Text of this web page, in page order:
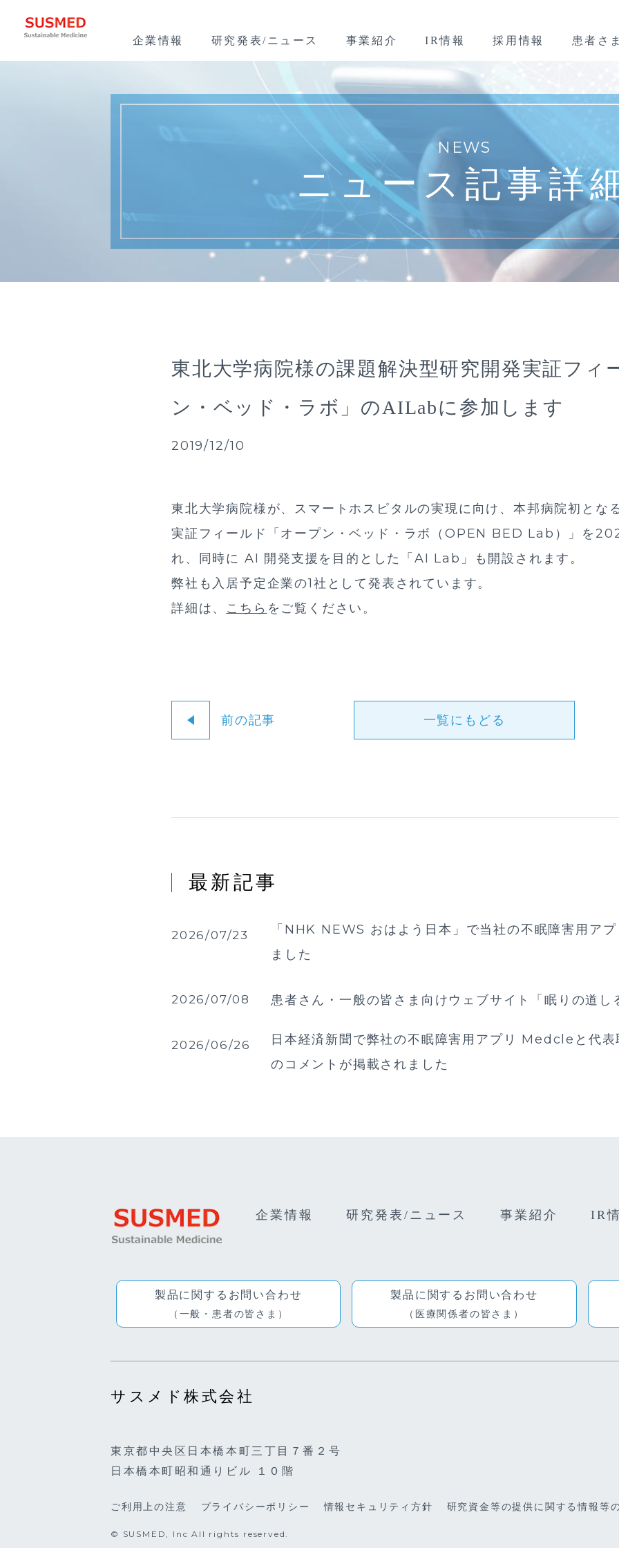
企業情報 研究発表/ニュース 事業紹介 IR情報 採用情報 患者さ
NEWS
ニュース記事詳
東北大学病院様の課題解決型研究開発実証フィ
ン・ベッド・ラボ」のAILabに参加します
2019/12/10
東北大学病院様が、スマートホスピタルの実現に向け、本邦病院初とな
実証フィールド「オープン・ベッド・ラボ（OPEN BED Lab）」を
れ、同時に AI 開発支援を目的とした「AI Lab」も開設されます。
弊社も入居予定企業の1社として発表されています。
詳細は、 こちら をご覧ください。
前の記事 一覧にもどる
最新記事
2026/07/23
「NHK NEWS おはよう日本」で当社の不眠障害用ア
ました
2026/07/08 患者さん・一般の皆さま向けウェブサイト「眠りの道し
2026/06/26
日本経済新聞で弊社の不眠障害用アプリ Medcleと代
のコメントが掲載されました
企業情報 研究発表/ニュース 事業紹介 IR
製品に関するお問い合わせ
（一般・患者の皆さま）
製品に関するお問い合わせ
（医療関係者の皆さま）
サスメド株式会社
東京都中央区日本橋本町三丁目７番２号
日本橋本町昭和通りビル １０階
ご利用上の注意 プライバシーポリシー 情報セキュリティ方針 研究資金等の提供に関する情報等
© SUSMED, Inc All rights reserved.